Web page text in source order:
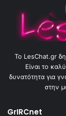
To LesChat.gr
Είναι το
δυνατότητα για
στην
GrIRCnet